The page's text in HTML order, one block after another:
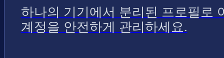
하나의 기기에서 분리된 프로필로
계정을 안전하게 관리하세요.